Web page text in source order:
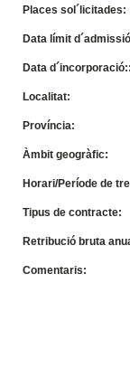
Places sol´licitades:
Data límit
Data d´incorporació::
Localitat:
Província:
Àmbit geogràfic:
Horari/Període de
Tipus de contracte:
Retribució bruta
Comentaris: